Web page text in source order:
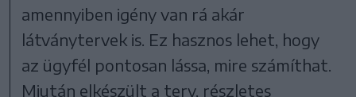
amennyiben igény van rá akár
látványtervek is. Ez hasznos lehet, hogy
az ügyfél pontosan lássa, mire számíthat.
Miután elkészült a terv, részletes